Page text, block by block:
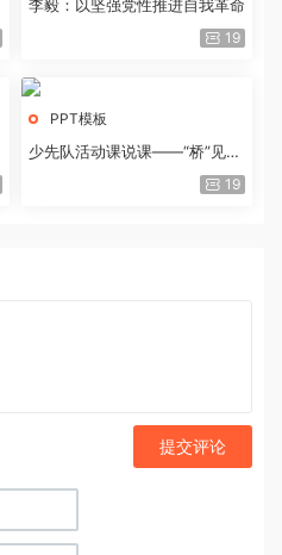
李毅：以坚强党性推进自我革命
19
PPT模板
少先队活动课说课——“桥”见中
19
提交评论